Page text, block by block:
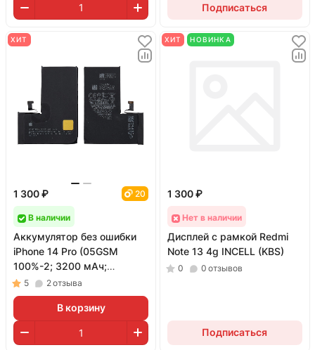
Подписаться
ХИТ
1 300 ₽ 20
В наличии
Аккумулятор без ошибки
iPhone 14 Pro (05GSM
100%-2; 3200 мАч;
гарантия 1 год)
5 2отзыва
В корзину
ХИТ НОВИНКА
1 300 ₽
Нет в наличии
Дисплей с рамкой Redmi
Note 13 4g INCELL (KBS)
0 0 отзывов
Подписаться